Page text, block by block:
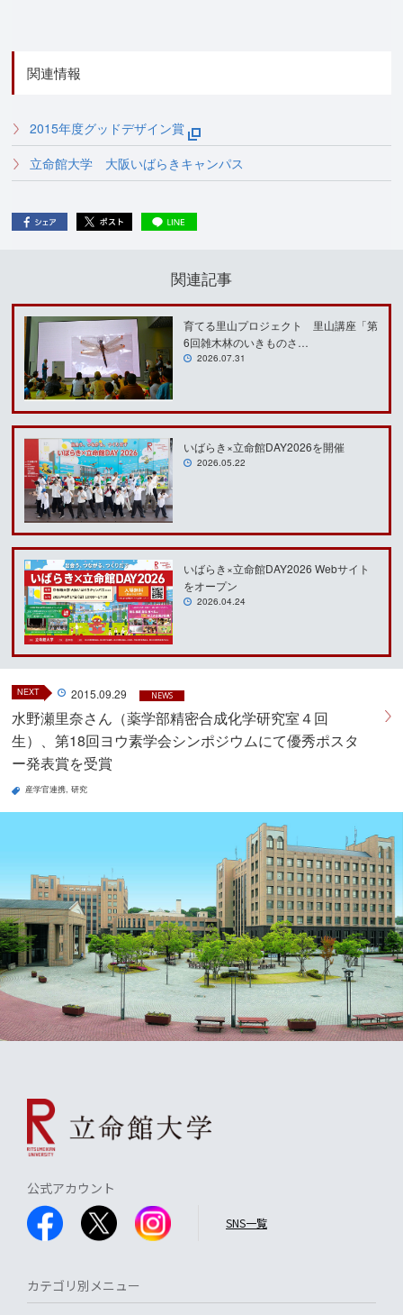
関連情報
2015年度グッドデザイン賞
立命館大学 大阪いばらきキャンパス
関連記事
育てる里山プロジェクト 里山講座「第
6回雑木林のいきものさ…
2026.07.31
いばらき×立命館DAY2026を開催
2026.05.22
いばらき×立命館DAY2026 Webサイト
をオープン
2026.04.24
NEXT 2015.09.29 NEWS
水野瀬里奈さん（薬学部精密合成化学研究室４回
生）、第18回ヨウ素学会シンポジウムにて優秀ポスタ
ー発表賞を受賞
産学官連携 研究
公式アカウント
SNS一覧
カテゴリ別メニュー